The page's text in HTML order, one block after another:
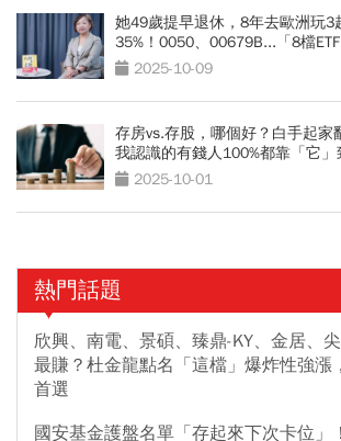
她49歲提早退休，8年去歐洲玩3
35%！0050、00679B...「8檔
2025-10-09
存房vs.存股，哪個好？白手起家
我認識的有錢人100%都靠「它」
2025-10-01
熱門話題
欣興、南電、景碩、臻鼎-KY、金居、
最賺？杜金龍點名「這檔」爆炸性強漲
首選
國安基金護盤名單「存起來下次卡位